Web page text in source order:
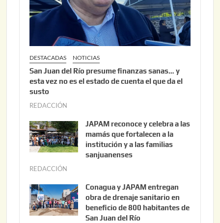
2
6
DESTACADAS NOTICIAS
San Juan del Río presume finanzas sanas… y
esta vez no es el estado de cuenta el que da el
susto
REDACCIÓN
o
s
t
,
2
0
JAPAM reconoce y celebra a las
mamás que fortalecen a la
institución y a las familias
sanjuanenses
REDACCIÓN
n
i
o
Conagua y JAPAM entregan
obra de drenaje sanitario en
beneficio de 800 habitantes de
San Juan del Río